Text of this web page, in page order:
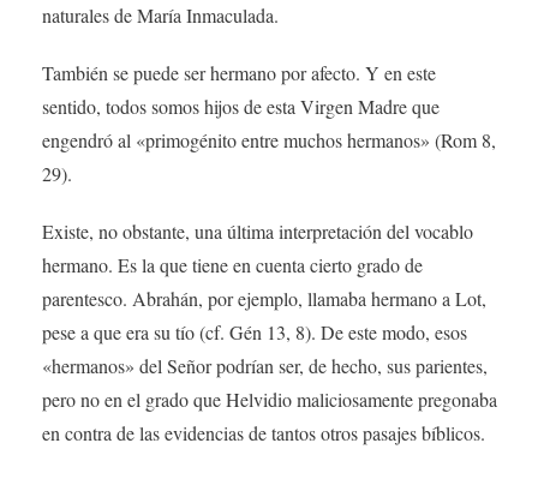
naturales de María Inmaculada.
También se puede ser hermano por afecto. Y en este
sentido, todos somos hijos de esta Virgen Madre que
engendró al «primogénito entre muchos hermanos» (Rom 8,
29).
Existe, no obstante, una última interpretación del vocablo
hermano. Es la que tiene en cuenta cierto grado de
parentesco. Abrahán, por ejemplo, llamaba hermano a Lot,
pese a que era su tío (cf. Gén 13, 8). De este modo, esos
«hermanos» del Señor podrían ser, de hecho, sus parientes,
pero no en el grado que Helvidio maliciosamente pregonaba
en contra de las evidencias de tantos otros pasajes bíblicos.